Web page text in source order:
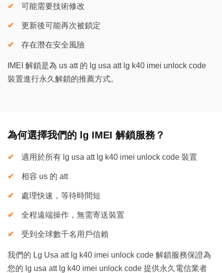
可能需要技術修改
更新後可能再次被鎖定
存在潛在安全風險
IMEI 解鎖是為 us att 的 lg usa att lg k40 imei unlock code
裝置進行永久解鎖的推薦方式。
為何選擇我們的 lg IMEI 解鎖服務？
適用於所有 lg usa att lg k40 imei unlock code 裝置
相容 us 的 att
處理快速，等待時間短
全程遠端操作，無需寄送裝置
受到全球數千名用戶信賴
我們的 Lg Usa att lg k40 imei unlock code 解鎖服務保證為
您的 lg usa att lg k40 imei unlock code 提供永久電信業者